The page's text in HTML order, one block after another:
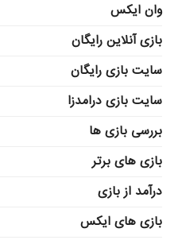
وان ایکس
بازی آنلاین رایگان
سایت بازی رایگان
سایت بازی درامدزا
بررسی بازی ها
بازی های برتر
درآمد از بازی
بازی های ایکس